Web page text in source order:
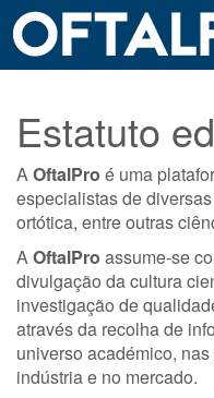
Estatuto
AOftalPro é uma
especialistas de
ortótica, entre outras
AOftalPro assume-se
divulgação da cultura
investigação de
através da recolha de
universo académico,
indústria e no mercado.